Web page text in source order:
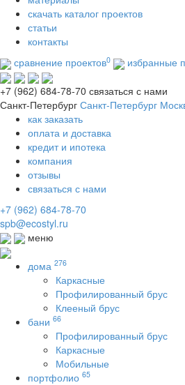
скачать каталог проектов
статьи
контакты
сравнение проектов0 избранные
+7 (962) 684-78-70 связаться с нами
Санкт-Петербург Санкт-Петербург
как заказать
оплата и доставка
кредит и ипотека
компания
отзывы
связаться с нами
+7 (962) 684-78-70
spb@ecostyl.ru
меню
дома 276
Каркасные
Профилированный брус
Клееный брус
бани 66
Профилированный брус
Каркасные
Мобильные
портфолио 65